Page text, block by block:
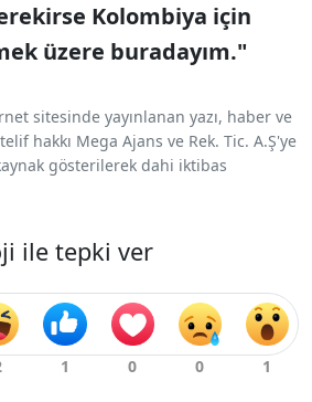
Kolombiya için
üzere buradayım."
sitesinde yayınlanan yazı, haber ve
hakkı Mega Ajans ve Rek. Tic. A.Ş'ye
gösterilerek dahi iktibas
ile tepki ver